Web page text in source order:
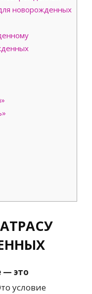
новорожденных
— это
условие